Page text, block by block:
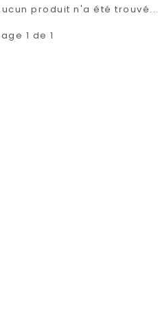
produit n'a été trouvé...
1 de 1